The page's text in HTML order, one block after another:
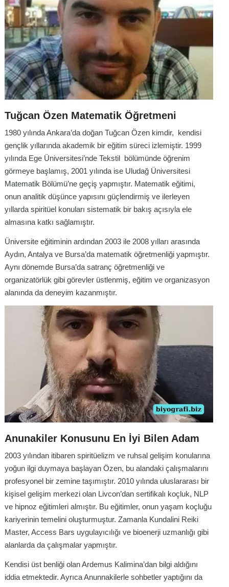
Tuğcan Özen Matematik Öğretmeni
1980 yılında Ankara’da doğan Tuğcan Özen kimdir, kendisi
gençlik yıllarında akademik bir eğitim süreci izlemiştir. 1999
yılında Ege Üniversitesi’nde Tekstil bölümünde öğrenim
görmeye başlamış, 2001 yılında ise Uludağ Üniversitesi
Matematik Bölümü’ne geçiş yapmıştır. Matematik eğitimi,
onun analitik düşünce yapısını güçlendirmiş ve ilerleyen
yıllarda spiritüel konuları sistematik bir bakış açısıyla ele
almasına katkı sağlamıştır.
Üniversite eğitiminin ardından 2003 ile 2008 yılları arasında
Aydın, Antalya ve Bursa’da matematik öğretmenliği yapmıştır.
Aynı dönemde Bursa’da satranç öğretmenliği ve
organizatörlük gibi görevler üstlenmiş, eğitim ve organizasyon
alanında da deneyim kazanmıştır.
Anunakiler Konusunu En İyi Bilen Adam
2003 yılından itibaren spiritüelizm ve ruhsal gelişim konularına
yoğun ilgi duymaya başlayan Özen, bu alandaki çalışmalarını
profesyonel bir zemine taşımıştır. 2010 yılında uluslararası bir
kişisel gelişim merkezi olan Livcon’dan sertifikalı koçluk, NLP
ve hipnoz eğitimleri almıştır. Bu eğitimler, onun yaşam koçluğu
kariyerinin temelini oluşturmuştur. Zamanla Kundalini Reiki
Master, Access Bars uygulayıcılığı ve bioenerji uzmanlığı gibi
alanlarda da çalışmalar yapmıştır.
Kendisi üst benliği olan Ardemus Kalimina’dan bilgi aldığını
iddia etmektedir. Ayrıca Anunnakilerle sohbetler yaptığını da